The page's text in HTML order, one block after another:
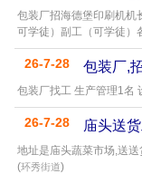
包装厂招海德堡印刷机机
可学徒）副工（可学徒）
26-7-28 包装厂,
包装厂找工 生产管理1名
26-7-28 庙头送
地址是庙头蔬菜市场,送
(环秀街道)